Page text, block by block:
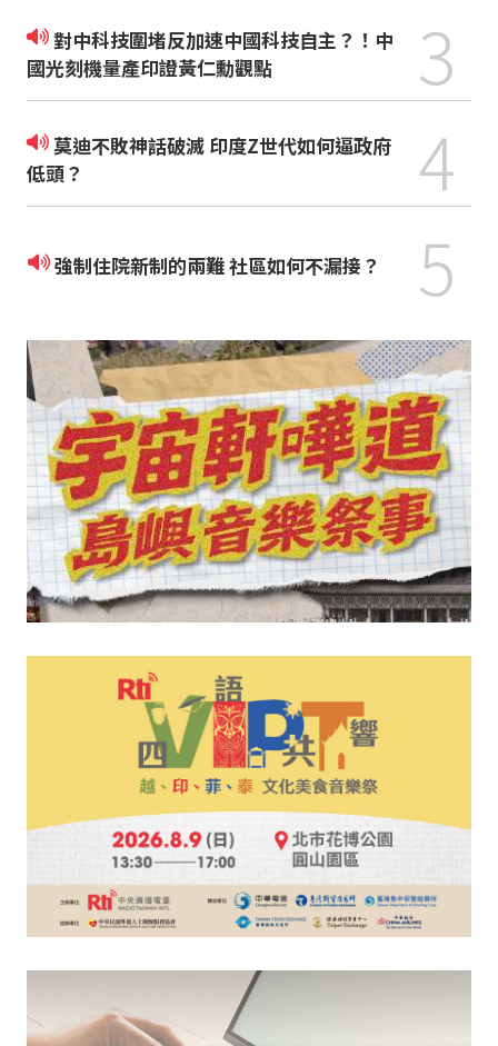
對中科技圍堵反加速中國科技自主？！中
國光刻機量產印證黃仁勳觀點
3
莫迪不敗神話破滅 印度Z世代如何逼政府
低頭？
4
強制住院新制的兩難 社區如何不漏接？ 5